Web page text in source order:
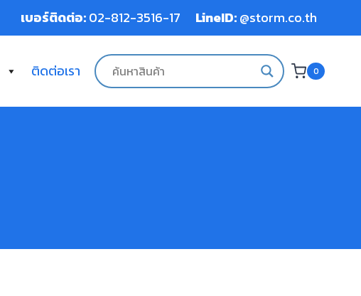
เบอร์ติดต่อ:02-812-3516-17 LineID:@storm.co.th
ติดต่อเรา 0